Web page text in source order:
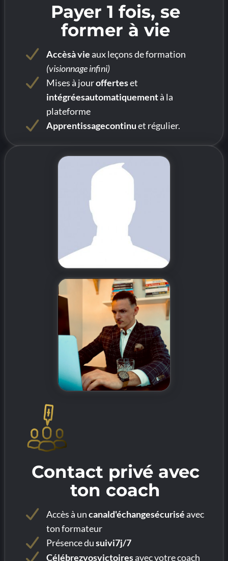
Payer 1 fois, se
former à vie
Accèsà vieaux leçons de formation
(visionnage infini)
Mises à jourofferteset
intégréesautomatiquementà la
plateforme
Apprentissagecontinuet régulier.
Contact privé avec
ton coach
Accès à uncanald'échangesécuriséavec
ton formateur
Présence dusuivi7j/7
Célébrezvosvictoiresavec votre coach